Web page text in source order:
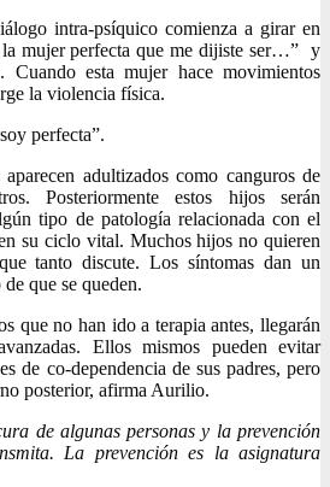
intra-psíquico comienza a girar en
mujer perfecta que me dijiste ser…” y
Cuando esta mujer hace movimientos
la violencia física.
perfecta”.
adultizados como canguros de
Posteriormente estos hijos serán
tipo de patología relacionada con el
su ciclo vital. Muchos hijos no quieren
tanto discute. Los síntomas dan un
que se queden.
que no han ido a terapia antes, llegarán
Ellos mismos pueden evitar
de co-dependencia de sus padres, pero
posterior, afirma Aurilio.
de algunas personas y la prevención
La prevención es la asignatura